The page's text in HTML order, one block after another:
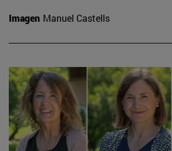
Imagen Manuel Castells